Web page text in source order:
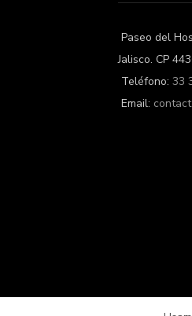
Paseo del
Jalisco. CP
Teléfono: 33
Email: